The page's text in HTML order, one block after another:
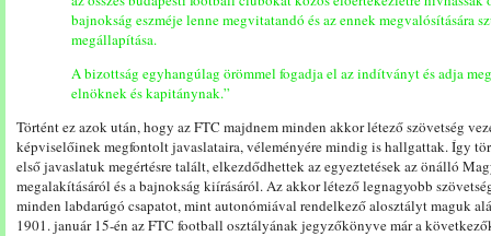
bajnokság eszméje lenne megvitatandó és az ennek megvalósítására
megállapítása.
A bizottság egyhangúlag örömmel fogadja el az indítványt és adja
elnöknek és kapitánynak.”
Történt ez azok után, hogy az FTC majdnem minden akkor létező szövetség
képviselőinek megfontolt javaslataira, véleményére mindig is hallgattak. Így
első javaslatuk megértésre talált, elkezdődhettek az egyeztetések az önálló
megalakításáról és a bajnokság kiírásáról. Az akkor létező legnagyobb
minden labdarúgó csapatot, mint autonómiával rendelkező alosztályt maguk
1901. január 15-én az FTC football osztályának jegyzőkönyve már a